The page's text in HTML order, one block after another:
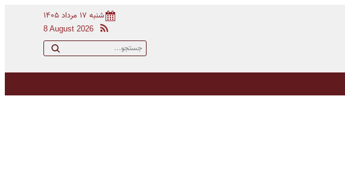
شنبه ۱۷ مرداد ۱۴۰۵
8 August 2026